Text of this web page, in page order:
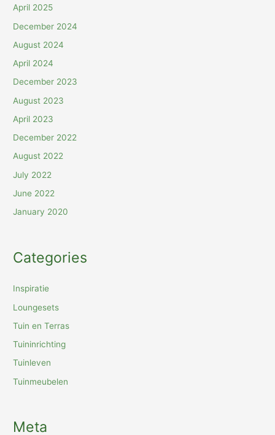
April 2025
December 2024
August 2024
April 2024
December 2023
August 2023
April 2023
December 2022
August 2022
July 2022
June 2022
January 2020
Categories
Inspiratie
Loungesets
Tuin en Terras
Tuininrichting
Tuinleven
Tuinmeubelen
Meta